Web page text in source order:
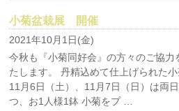
小菊盆栽展 開催
2021年10月1日(金)
今秋も『小菊同好会』の方々のご協
たします。 丹精込めて仕上げられた
11月6日（土）、11月7日（日）は両
つ、お1人様1鉢 小菊をプ …